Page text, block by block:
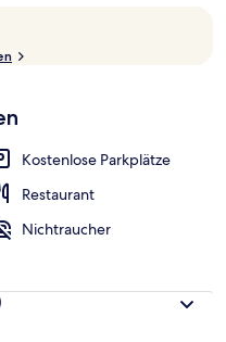
Kostenlose Parkplätze
Restaurant
Nichtraucher